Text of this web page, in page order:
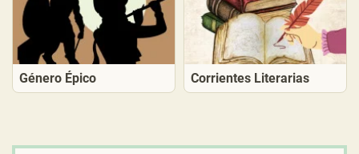
Género Épico Corrientes Literarias